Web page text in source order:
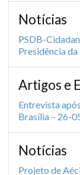
Notícias
PSDB-
Presidência
Artigos e
Entrevista
Brasília – 26-
Notícias
Projeto de